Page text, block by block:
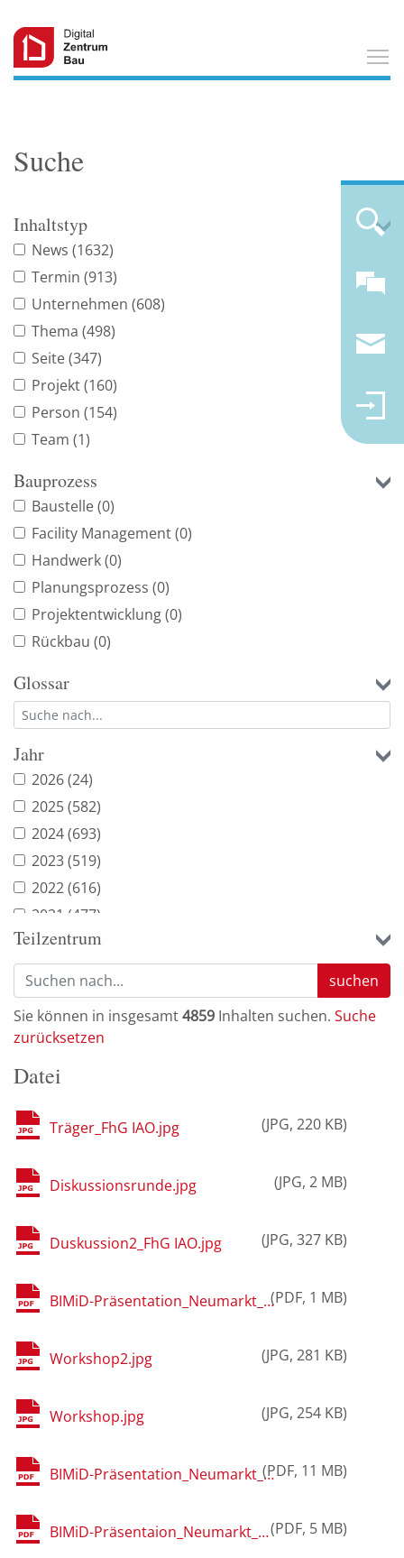
Suche
Inhaltstyp
News (1632)
Termin (913)
Unternehmen (608)
Thema (498)
Seite(347)
Projekt(160)
Person (154)
Team (1)
Bauprozess
Baustelle(0)
Facility Management(0)
Handwerk(0)
Planungsprozess (0)
Projektentwicklung(0)
Rückbau (0)
Glossar
Jahr
2026(24)
2025(582)
2024(693)
2023(519)
2022(616)
2021 (477)
2020(529)
2019(307)
2018(179)
2017 (69)
2015
Teilzentrum
suchen
Sie können in insgesamt4859 Inhalten suchen. Suche
zurücksetzen
Datei
Träger_FhG IAO.jpg JPG 220 KB
Diskussionsrunde.jpg JPG 2 MB
Duskussion2_FhG IAO.jpg JPG 327 KB
BIMiD-Präsentation_Neumarkt_Gantner:Rohbau.pdfPDF 1 MB
Workshop2.jpg JPG 281 KB
Workshop.jpg JPG 254 KB
BIMiD-Präsentation_Neumarkt_Haag:Vermessung.pdfPDF 11 MB
BIMiD-Präsentaion_Neumarkt_Burkert:Braunschweig.pdf PDF 5 MB